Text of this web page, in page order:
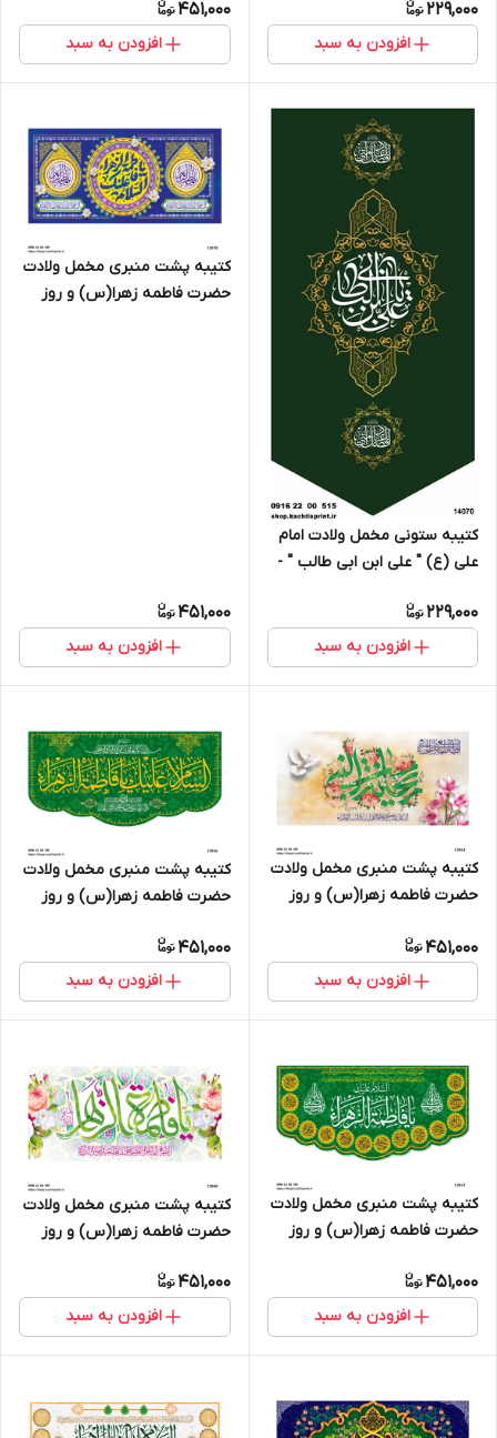
229,000
افزودن به سبد
451,000
افزودن به سبد
کتیبه ستونی مخمل ولادت امام
علی (ع) " علی ابن ابی طالب " -
229,000
افزودن به سبد
کتیبه پشت منبری مخمل ولادت
حضرت فاطمه زهرا(س) و روز
451,000
افزودن به سبد
کتیبه پشت منبری مخمل ولادت
حضرت فاطمه زهرا(س) و روز
451,000
افزودن به سبد
کتیبه پشت منبری مخمل ولادت
حضرت فاطمه زهرا(س) و روز
451,000
افزودن به سبد
کتیبه پشت منبری مخمل ولادت
حضرت فاطمه زهرا(س) و روز
451,000
افزودن به سبد
کتیبه پشت منبری مخمل ولادت
حضرت فاطمه زهرا(س) و روز
451,000
افزودن به سبد